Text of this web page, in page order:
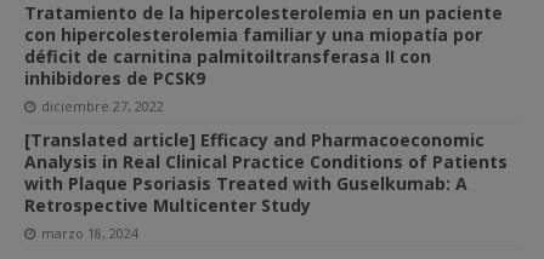
Tratamiento de la hipercolesterolemia en un paciente
con hipercolesterolemia familiar y una miopatía por
déficit de carnitina palmitoiltransferasa II con
inhibidores de PCSK9
diciembre 27, 2022
[Translated article] Efficacy and Pharmacoeconomic
Analysis in Real Clinical Practice Conditions of Patients
with Plaque Psoriasis Treated with Guselkumab: A
Retrospective Multicenter Study
marzo 18, 2024